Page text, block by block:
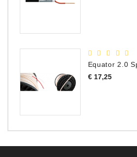
€ 17,25Prijs